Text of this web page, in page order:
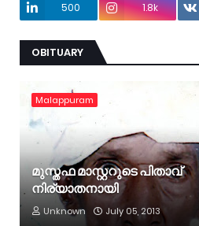
500
1.8k
OBITUARY
Malappuram
മുസ്തഫ മാസ്റ്ററുടെ പിതാവ്
നിര്യാതനായി
Unknown July 05, 2013